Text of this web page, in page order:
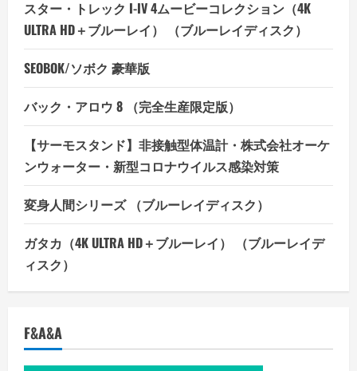
スター・トレック I-IV 4ムービーコレクション（4K
ULTRA HD＋ブルーレイ） （ブルーレイディスク）
SEOBOK/ソボク 豪華版
バック・アロウ 8 （完全生産限定版）
【サーモスタンド】非接触型体温計・株式会社オーケ
ンウォーター・新型コロナウイルス感染対策
変身人間シリーズ （ブルーレイディスク）
ガタカ（4K ULTRA HD＋ブルーレイ） （ブルーレイデ
ィスク）
F&A&A